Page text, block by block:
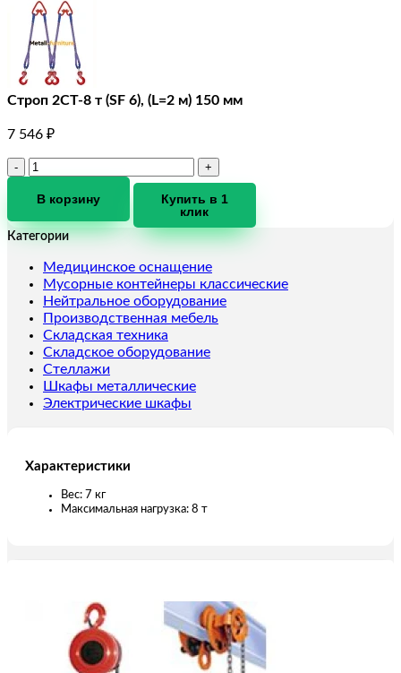
Строп 2СТ-8 т (SF 6), (L=2 м) 150 мм
7 546 ₽
Количество
Строп
т
6),
(L=2
м)
150
мм
В корзину
Купить в 1
клик
Категории
Медицинское оснащение
Мусорные контейнеры классические
Нейтральное оборудование
Производственная мебель
Складская техника
Складское оборудование
Стеллажи
Шкафы металлические
Электрические шкафы
Характеристики
Вес: 7 кг
Максимальная нагрузка: 8 т